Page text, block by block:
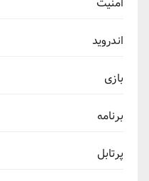
اندروید
بازی
برنامه
پرتابل